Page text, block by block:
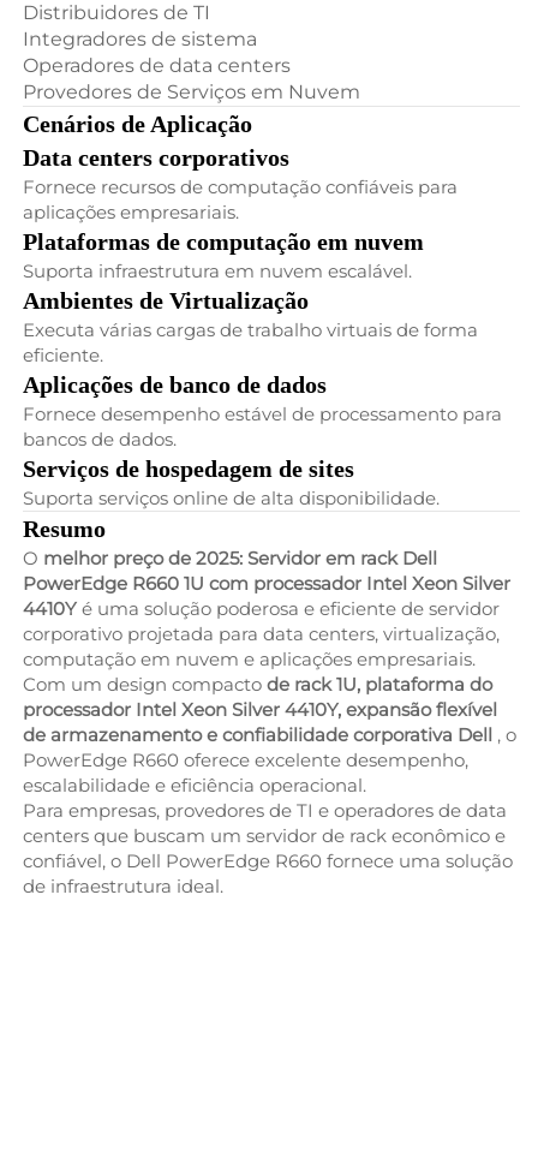
Distribuidores de TI
Integradores de sistema
Operadores de data centers
Provedores de Serviços em Nuvem
Cenários de Aplicação
Data centers corporativos
Fornece recursos de computação confiáveis para
aplicações empresariais.
Plataformas de computação em nuvem
Suporta infraestrutura em nuvem escalável.
Ambientes de Virtualização
Executa várias cargas de trabalho virtuais de forma
eficiente.
Aplicações de banco de dados
Fornece desempenho estável de processamento para
bancos de dados.
Serviços de hospedagem de sites
Suporta serviços online de alta disponibilidade.
Resumo
O melhor preço de 2025: Servidor em rack Dell
PowerEdge R660 1U com processador Intel Xeon Silver
4410Y é uma solução poderosa e eficiente de servidor
corporativo projetada para data centers, virtualização,
computação em nuvem e aplicações empresariais.
Com um design compacto de rack 1U, plataforma do
processador Intel Xeon Silver 4410Y, expansão flexível
de armazenamento e confiabilidade corporativa Dell , o
PowerEdge R660 oferece excelente desempenho,
escalabilidade e eficiência operacional.
Para empresas, provedores de TI e operadores de data
centers que buscam um servidor de rack econômico e
confiável, o Dell PowerEdge R660 fornece uma solução
de infraestrutura ideal.